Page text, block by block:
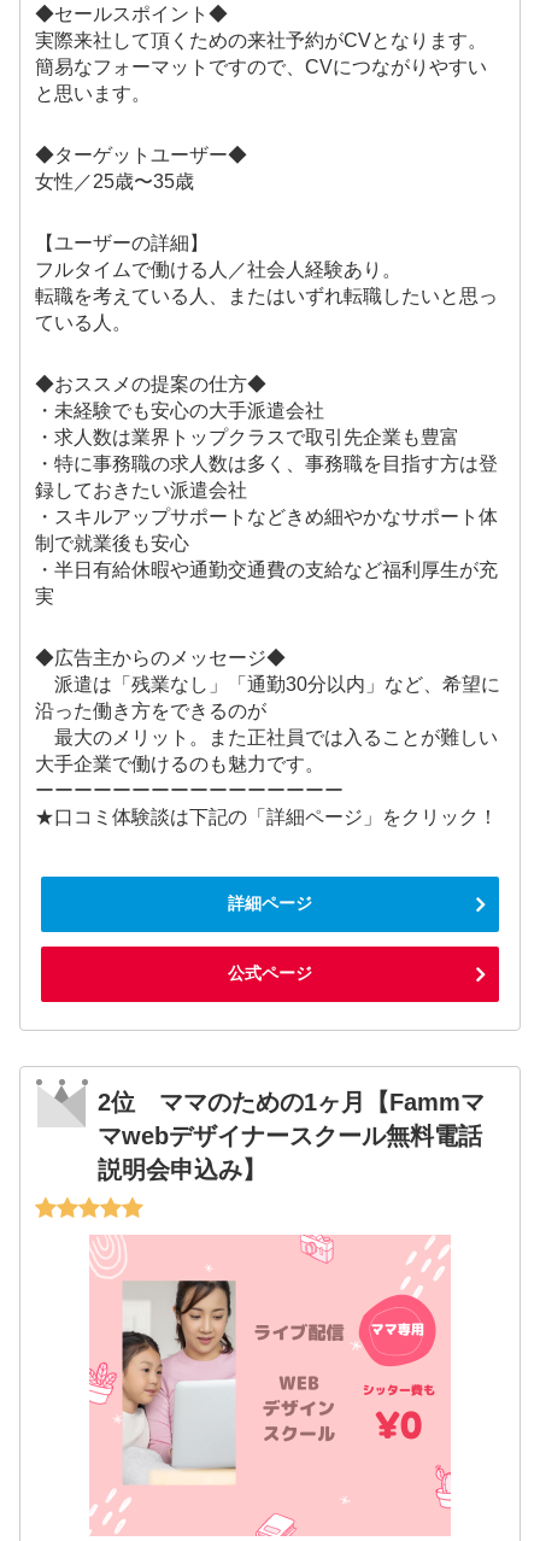
◆セールスポイント◆
実際来社して頂くための来社予約がCVとなります。
簡易なフォーマットですので、CVにつながりやすい
と思います。
◆ターゲットユーザー◆
女性／25歳〜35歳
【ユーザーの詳細】
フルタイムで働ける人／社会人経験あり。
転職を考えている人、またはいずれ転職したいと思っ
ている人。
◆おススメの提案の仕方◆
・未経験でも安心の大手派遣会社
・求人数は業界トップクラスで取引先企業も豊富
・特に事務職の求人数は多く、事務職を目指す方は登
録しておきたい派遣会社
・スキルアップサポートなどきめ細やかなサポート体
制で就業後も安心
・半日有給休暇や通勤交通費の支給など福利厚生が充
実
◆広告主からのメッセージ◆
派遣は「残業なし」「通勤30分以内」など、希望に
沿った働き方をできるのが
最大のメリット。また正社員では入ることが難しい
大手企業で働けるのも魅力です。
ーーーーーーーーーーーーーーーー
★口コミ体験談は下記の「詳細ページ」をクリック！
詳細ページ
公式ページ
2位 ママのための1ヶ月【Fammマ
マwebデザイナースクール無料電話
説明会申込み】